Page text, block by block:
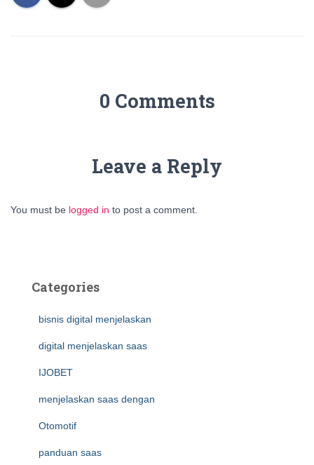
0 Comments
Leave a Reply
You must be logged in to post a comment.
Categories
bisnis digital menjelaskan
digital menjelaskan saas
IJOBET
menjelaskan saas dengan
Otomotif
panduan saas